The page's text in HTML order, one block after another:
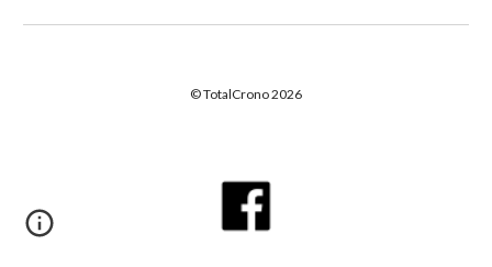
© TotalCrono 2026